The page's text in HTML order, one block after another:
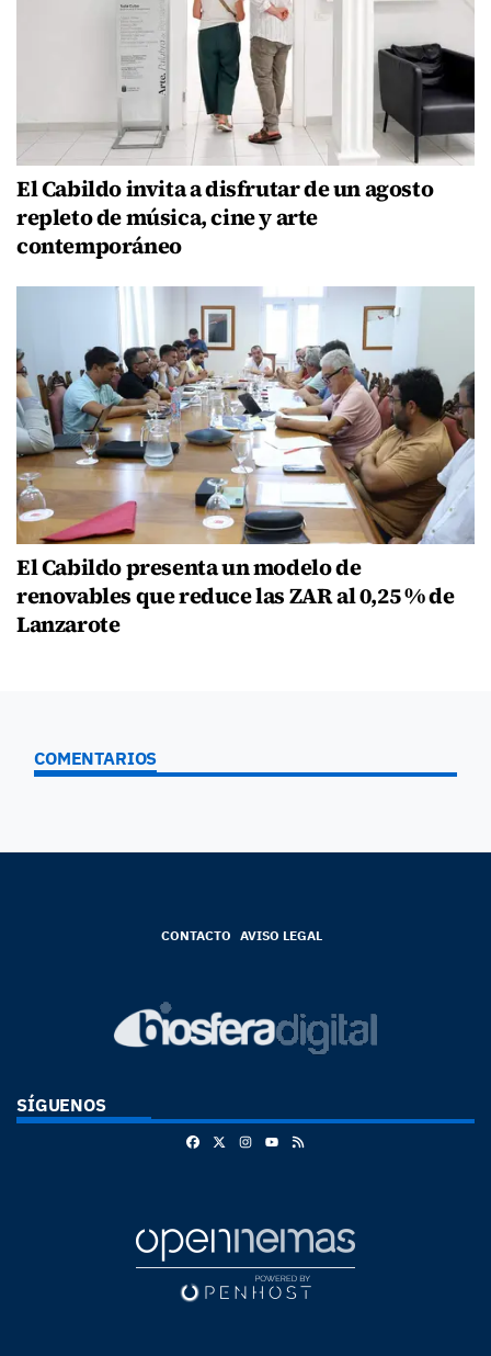
El Cabildo invita a disfrutar de un agosto
repleto de música, cine y arte
contemporáneo
El Cabildo presenta un modelo de
renovables que reduce las ZAR al 0,25 % de
Lanzarote
COMENTARIOS
CONTACTO AVISO LEGAL
SÍGUENOS
FacebookInstagram